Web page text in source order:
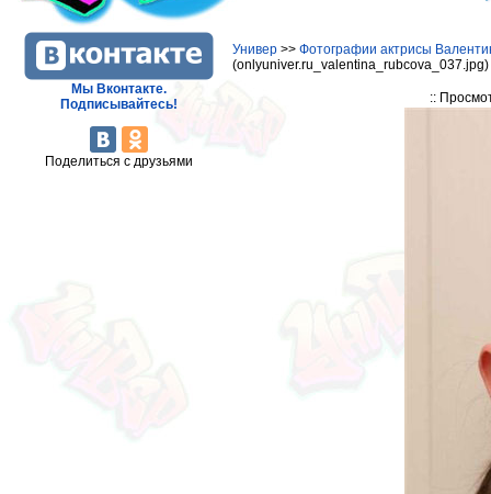
Мы Вконтакте.
Подписывайтесь!
Поделиться с друзьями
Универ >> Фотографии актрисы
::